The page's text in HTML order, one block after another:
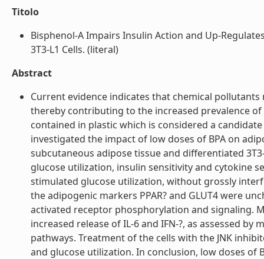
Titolo
Bisphenol-A Impairs Insulin Action and Up-
3T3-L1 Cells. (literal)
Abstract
Current evidence indicates that chemical
thereby contributing to the increased prevalence
contained in plastic which is considered a
investigated the impact of low doses of BPA on
subcutaneous adipose tissue and differentiated
glucose utilization, insulin sensitivity and cytokine
stimulated glucose utilization, without grossly
the adipogenic markers PPAR? and GLUT4 were
activated receptor phosphorylation and signaling.
increased release of IL-6 and IFN-?, as assessed by
pathways. Treatment of the cells with the JNK
and glucose utilization. In conclusion, low doses